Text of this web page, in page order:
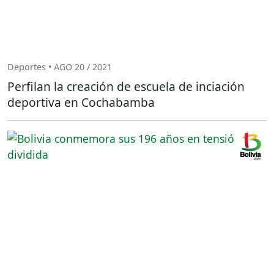
Deportes • AGO 20 / 2021
Perfilan la creación de escuela de inciación
deportiva en Cochabamba